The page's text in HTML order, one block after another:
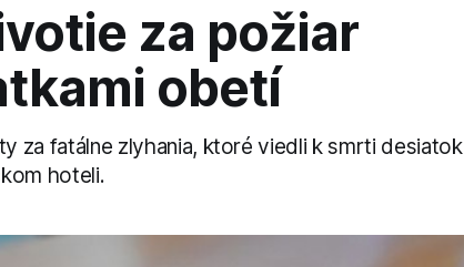
za požiar
obetí
za fatálne zlyhania, ktoré viedli k smrti desiatok
hoteli.